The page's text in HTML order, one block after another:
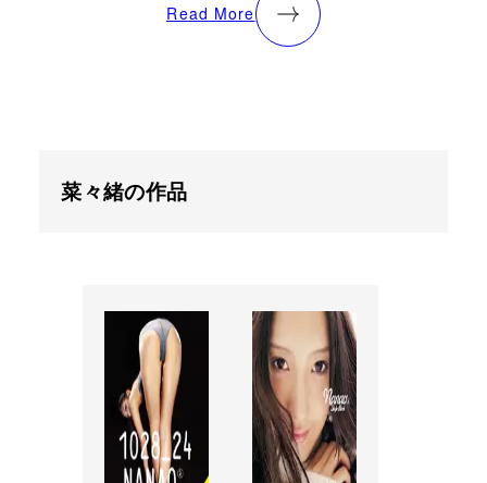
Read More
菜々緒の作品